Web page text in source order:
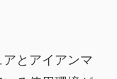
とアイアンマ